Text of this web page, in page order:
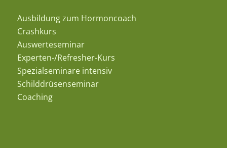
Ausbildung zum Hormoncoach
Crashkurs
Auswerteseminar
Experten-/Refresher-Kurs
Spezialseminare intensiv
Schilddrüsenseminar
Coaching